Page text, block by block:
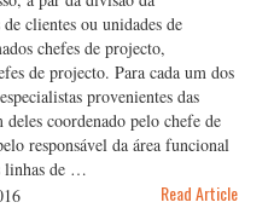
clientes ou unidades de
chefes de projecto,
de projecto. Para cada um dos
provenientes das
coordenado pelo chefe de
responsável da área funcional
linhas de …
Read Article